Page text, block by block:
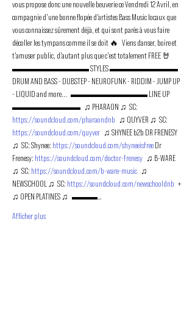
vous propose donc une nouvelle beuverie ce Vendredi 12 Avril, en
compagnie d'une bonne flopée d'artistes Bass Music locaux que
vous connaissez sûrement déjà, et qui sont parés à vous faire
décoller les tympans comme il se doit 🔥   Viens danser, boire et
t'amuser public, d'autant plus que c'est totalement FREE 🤘
▬▬▬▬▬▬▬▬▬ STYLES ▬▬▬▬▬▬▬▬
DRUM AND BASS - DUBSTEP - NEUROFUNK - RIDDIM - JUMP UP
- LIQUID and more...   ▬▬▬▬▬▬▬▬▬ LINE UP
▬▬▬▬▬▬▬▬   ♫ PHARAON ♫  SC:
https://soundcloud.com/pharaondnb
   ♫ QUYVER ♫  SC:
https://soundcloud.com/quyver
   ♫ SHYNEE b2b DR FRENESY
♫  SC: Shynee: https://soundcloud.com/shyneeisfree Dr
Frenesy: https://soundcloud.com/doctor-frenesy
   ♫ B-WARE
♫  SC: https://soundcloud.com/b-ware-music
   ♫
NEWSCHOOL ♫  SC: https://soundcloud.com/newschooldnb
   +
♫ OPEN PLATINES ♫   ▬▬▬…
Afficher plus